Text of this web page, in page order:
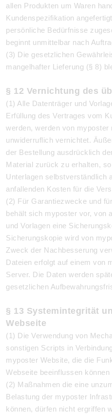
allen Produkten um Waren
Kundenspezifikation
persönliche Bedürfnisse
beginnt unmittelbar nach
(3) Die gesetzlichen
mangelhafter Lieferung (§ 8)
§ 12 Vernichtung des
(1) Alle Datenträger und
Erfüllung des Vertrages vom
werden, werden von myposter
unwiderruflich vernichtet.
der Bestellung ausdrücklich
Material zurück zu erhalten,
Unterlagen selbstverständlich
anfallenden Kosten für die
(2) Für Garantiezwecke und
behält sich myposter vor, von
und Vorlagen eine
Sicherungskopie wird von
Zweck der Nachbesserung
Dateien erfolgt auf einem von
Server. Die Daten werden
gesetzlichen
§ 13 Systemintegrität
Webseite
(1) Die Verwendung von
sonstigen Scripts in
myposter Website, die die
Webseite beeinflussen
(2) Maßnahmen die eine
Belastung der myposter
können, dürfen nicht ergriffen